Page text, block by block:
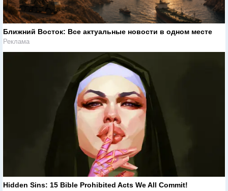
Ближний Восток: Все актуальные новости в одном месте
Реклама
Hidden Sins: 15 Bible Prohibited Acts We All Commit!